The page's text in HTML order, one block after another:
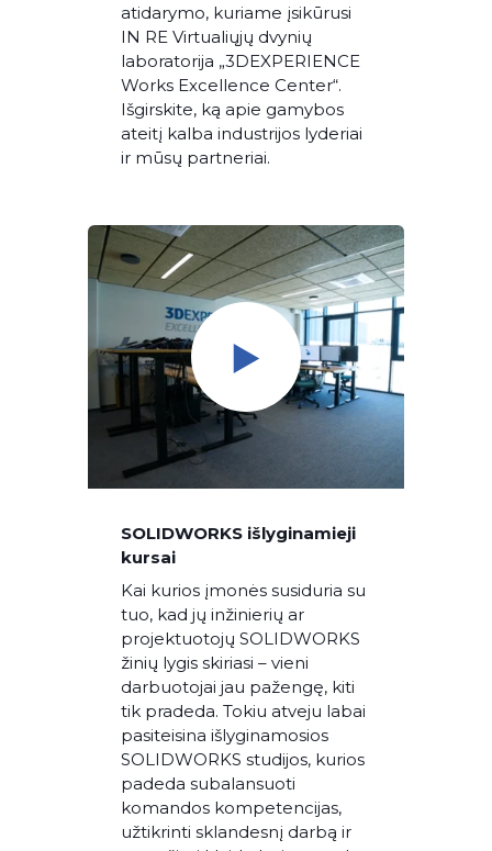
atidarymo, kuriame įsikūrusi
IN RE Virtualiųjų dvynių
laboratorija „3DEXPERIENCE
Works Excellence Center“.
Išgirskite, ką apie gamybos
ateitį kalba industrijos lyderiai
ir mūsų partneriai.
SOLIDWORKS išlyginamieji
kursai
Kai kurios įmonės susiduria su
tuo, kad jų inžinierių ar
projektuotojų SOLIDWORKS
žinių lygis skiriasi – vieni
darbuotojai jau pažengę, kiti
tik pradeda. Tokiu atveju labai
pasiteisina išlyginamosios
SOLIDWORKS studijos, kurios
padeda subalansuoti
komandos kompetencijas,
užtikrinti sklandesnį darbą ir